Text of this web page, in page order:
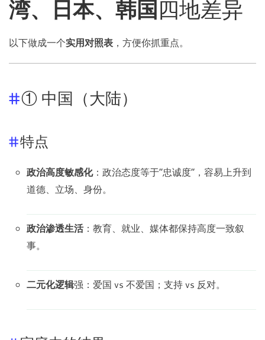
湾、日本、韩国 四地差异
以下做成一个实用对照表 ，方便你抓重点。
① 中国（大陆）
特点
政治高度敏感化：政治态度等于“忠诚度”，容易上升到
道德、立场、身份。
政治渗透生活：教育、就业、媒体都保持高度一致叙
事。
二元化逻辑强：爱国 vs 不爱国；支持 vs 反对。